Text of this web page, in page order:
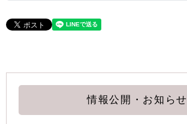
情報公開・お知らせ